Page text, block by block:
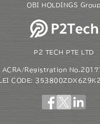
OBI HOLDINGS Group
P2 TECH PTE LTD
ACRA/Registration
LEI CODE: